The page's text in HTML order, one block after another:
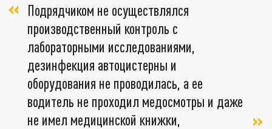
Подрядчиком не осуществлялся
производственный контроль с
лабораторными исследованиями,
дезинфекция автоцистерны и
оборудования не проводилась, а ее
водитель не проходил медосмотры и даже
не имел медицинской книжки,